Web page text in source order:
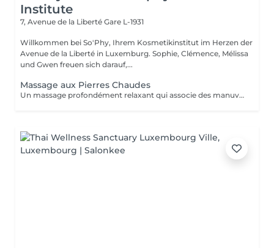
Institute
7, Avenue de la Liberté Gare L-1931
Willkommen bei So'Phy, Ihrem Kosmetikinstitut im Herzen der
Avenue de la Liberté in Luxemburg. Sophie, Clémence, Mélissa
und Gwen freuen sich darauf,...
Massage aux Pierres Chaudes
Un massage profondément relaxant qui associe des manuvres enveloppantes à la chaleur des pierres volcaniques. La chaleur diffuse permet de relâcher les tensions musculaires en profondeur, favorise la détente et procure une sensation immédiate de lâcher-prise. Les mouvements lents et harmonieux accompagnent le corps vers un état de relaxation intense, tout en améliorant la circulation et la sensation de légèreté. Un soin idéal pour se détendre profondément, relâcher le stress et retrouver un équilibre entre le corps et l'esprit.